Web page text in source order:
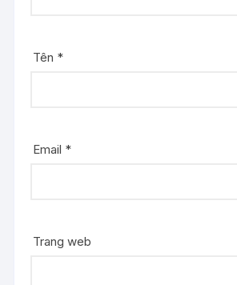
Tên *
Email *
Trang web